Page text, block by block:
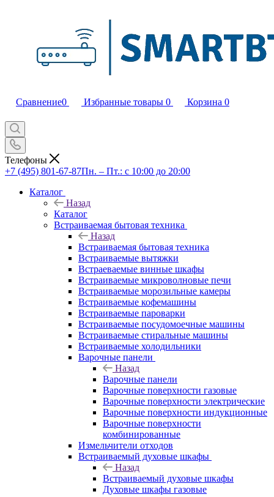
Сравнение0 Избранные товары 0 Корзина 0
Телефоны
+7 (495) 801-67-87Пн. – Пт.: с 10:00 до 20:00
Каталог
Назад
Каталог
Встраиваемая бытовая техника
Назад
Встраиваемая бытовая техника
Встраиваемые вытяжки
Встраеваемые винные шкафы
Встраиваемые микроволновые печи
Встраиваемые морозильные камеры
Встраиваемые кофемашины
Встраиваемые пароварки
Встраиваемые посудомоечные машины
Встраиваемые стиральные машины
Встраиваемые холодильники
Варочные панели
Назад
Варочные панели
Варочные поверхности газовые
Варочные поверхности электрические
Варочные поверхности индукционные
Варочные поверхности
комбинированные
Измельчители отходов
Встраиваемый духовые шкафы
Назад
Встраиваемый духовые шкафы
Духовые шкафы газовые